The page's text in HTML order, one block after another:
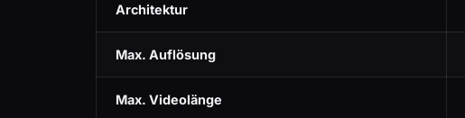
Architektur
Max. Auflösung
Max. Videolänge